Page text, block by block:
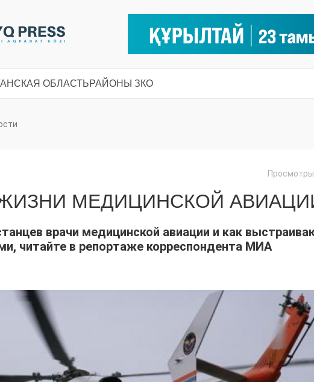
ОБЛАСТЬРАЙОНЫ ЗКО
МЕДИЦИНСКОЙ
врачи медицинской авиации и как
читайте в репортаже корреспондента МИА